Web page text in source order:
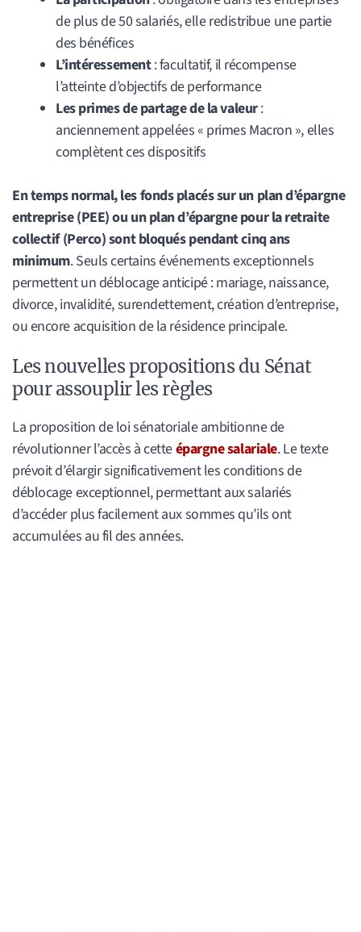
de plus de 50 salariés, elle redistribue une partie
des bénéfices
L’intéressement: facultatif, il récompense
l’atteinte d’objectifs de performance
Les primes de partage de la valeur:
anciennement appelées « primes Macron », elles
complètent ces dispositifs
En temps normal, les fonds placés sur un plan d’épargne
entreprise (PEE) ou un plan d’épargne pour la retraite
collectif (Perco) sont bloqués pendant cinq ans
minimum. Seuls certains événements exceptionnels
permettent un déblocage anticipé : mariage, naissance,
divorce, invalidité, surendettement, création d’entreprise,
ou encore acquisition de la résidence principale.
Les nouvelles propositions du Sénat
pour assouplir les règles
La proposition de loi sénatoriale ambitionne de
révolutionner l’accès à cetteépargne salariale.Le texte
prévoit d’élargir significativement les conditions de
déblocage exceptionnel, permettant aux salariés
d’accéder plus facilement aux sommes qu’ils ont
accumulées au fil des années.